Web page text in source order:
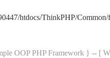
htdocs/ThinkPHP/
OOP PHP Framework } -- [